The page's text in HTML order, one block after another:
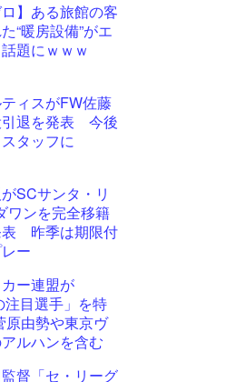
ロ】ある旅館の客
“暖房設備”がエ
題にｗｗｗ
ィスがFW佐藤
引退を発表 今後
タッフに
SCサンタ・リ
ワンを完全移籍
表 昨季は期限付
ー
ー連盟が
注目選手」を特
由勢や東京ヴ
ルハンを含む
督「セ・リーグ